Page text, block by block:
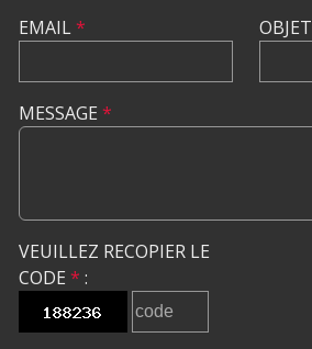
EMAIL* OBJET
MESSAGE *
VEUILLEZ RECOPIER LE
CODE * :